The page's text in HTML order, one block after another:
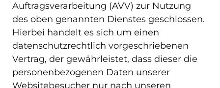
Auftragsverarbeitung (AVV) zur Nutzung
des oben genannten Dienstes geschlossen.
Hierbei handelt es sich um einen
datenschutzrechtlich vorgeschriebenen
Vertrag, der gewährleistet, dass dieser die
personenbezogenen Daten unserer
Websitebesucher nur nach unseren